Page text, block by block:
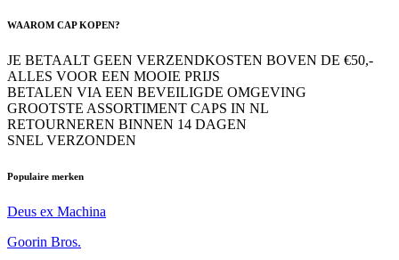
WAAROM CAP KOPEN?
JE BETAALT GEEN VERZENDKOSTEN BOVEN DE €50,-
ALLES VOOR EEN MOOIE PRIJS
BETALEN VIA EEN BEVEILIGDE OMGEVING
GROOTSTE ASSORTIMENT CAPS IN NL
RETOURNEREN BINNEN 14 DAGEN
SNEL VERZONDEN
Populaire merken
Deus ex Machina
Goorin Bros.